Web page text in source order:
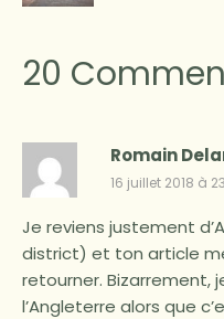
20
Romain
16 juillet 2018 à
Je reviens justement
district) et ton article
retourner. Bizarrement,
l’Angleterre alors que